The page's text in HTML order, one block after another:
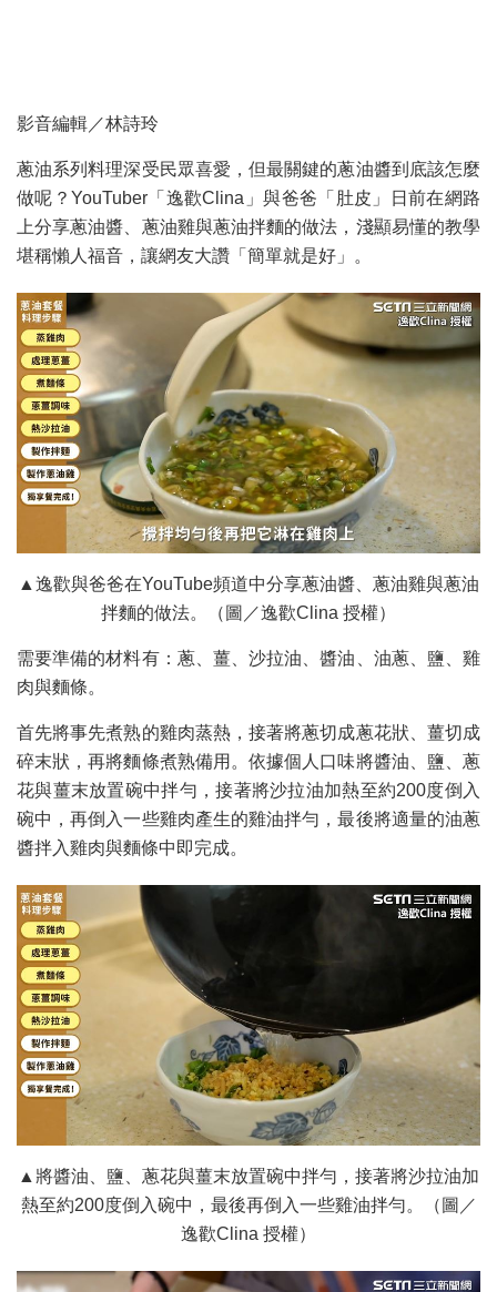
影音編輯／林詩玲
蔥油系列料理深受民眾喜愛，但最關鍵的蔥油醬到底該怎麼
做呢？YouTuber「逸歡Clina」與爸爸「肚皮」日前在網路
上分享蔥油醬、蔥油雞與蔥油拌麵的做法，淺顯易懂的教學
堪稱懶人福音，讓網友大讚「簡單就是好」。
▲逸歡與爸爸在YouTube頻道中分享蔥油醬、蔥油雞與蔥油
拌麵的做法。（圖／逸歡Clina 授權）
需要準備的材料有：蔥、薑、沙拉油、醬油、油蔥、鹽、雞
肉與麵條。
首先將事先煮熟的雞肉蒸熱，接著將蔥切成蔥花狀、薑切成
碎末狀，再將麵條煮熟備用。依據個人口味將醬油、鹽、蔥
花與薑末放置碗中拌勻，接著將沙拉油加熱至約200度倒入
碗中，再倒入一些雞肉產生的雞油拌勻，最後將適量的油蔥
醬拌入雞肉與麵條中即完成。
▲將醬油、鹽、蔥花與薑末放置碗中拌勻，接著將沙拉油加
熱至約200度倒入碗中，最後再倒入一些雞油拌勻。（圖／
逸歡Clina 授權）